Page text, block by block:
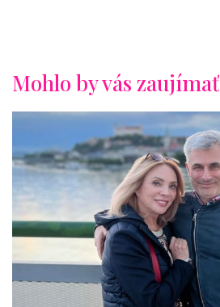
Mohlo by vás zaujímať